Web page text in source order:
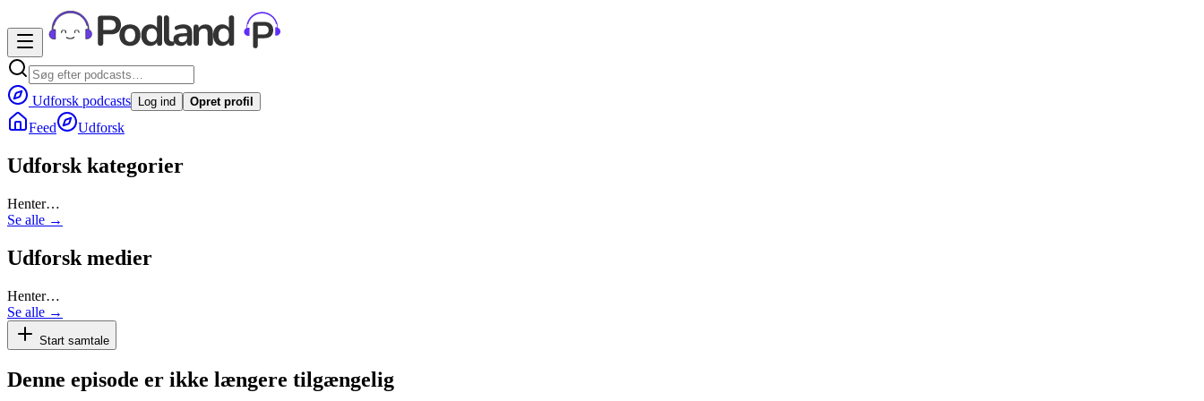
Udforsk podcasts Log ind Opret profil
Feed Udforsk
Udforsk kategorier
Henter…
Se alle →
Udforsk medier
Henter…
Se alle →
Start samtale
Denne episode er ikke længere tilgængelig